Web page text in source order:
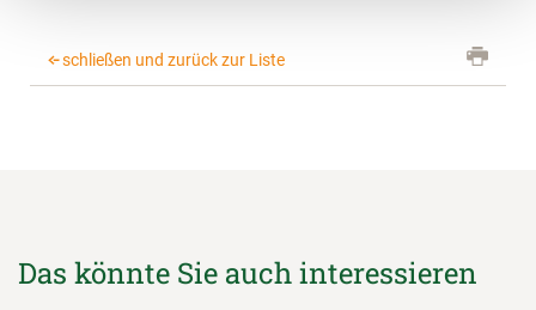
schließen und zurück zur Liste
Das könnte Sie auch interessieren